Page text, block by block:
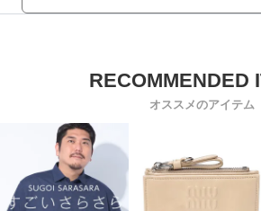
オススメのアイテム